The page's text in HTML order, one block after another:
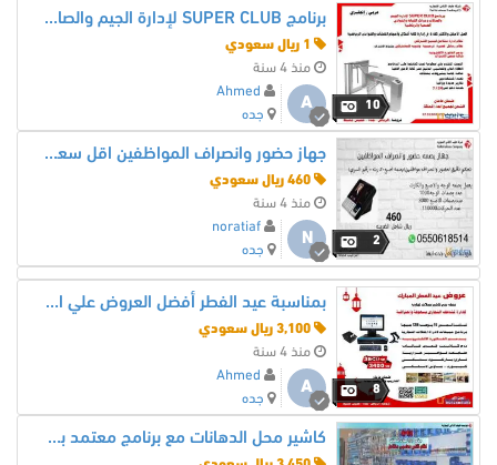
10
برنامج SUPER CLUB لإدارة الجيم والصالات ومراكز اللياقة والنوادي الصحية والرياضية
منذ 4 سنة
A
Ahmed
جده
2
جهاز حضور وانصراف المواظفين اقل سعر في مملكه
منذ 4 سنة
N
noratiaf
جده
8
بمناسبة عيد الفطر أفضل العروض علي اجهزة الكاشير الكاملة
منذ 4 سنة
A
Ahmed
جده
كاشير محل الدهانات مع برنامج معتمد بسعر خيالى